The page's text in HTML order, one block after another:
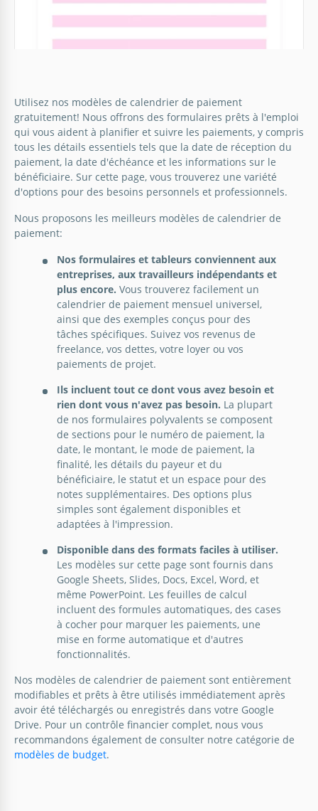
Calendrier de paiement simple
importantes ? Essayez d'organiser ce processus en
utilisant notre modèle de calendrier de paiements
simples.
Google Slides
rose
Tirez parti de l'élégance du modèle de calendrier
des paiements de dégradé rose pour apporter de
l'organisation et du raffinement à votre gestion
financière.
Utilisez nos modèles de calendrier de paiement
gratuitement! Nous offrons des formulaires prêts à l'emploi
qui vous aident à planifier et suivre les paiements, y compris
tous les détails essentiels tels que la date de réception du
paiement, la date d'échéance et les informations sur le
bénéficiaire. Sur cette page, vous trouverez une variété
d'options pour des besoins personnels et professionnels.
Nous proposons les meilleurs modèles de calendrier de
paiement:
Nos formulaires et tableurs conviennent aux
entreprises, aux travailleurs indépendants et
plus encore. Vous trouverez facilement un
calendrier de paiement mensuel universel,
ainsi que des exemples conçus pour des
tâches spécifiques. Suivez vos revenus de
freelance, vos dettes, votre loyer ou vos
paiements de projet.
Ils incluent tout ce dont vous avez besoin et
rien dont vous n'avez pas besoin. La plupart
de nos formulaires polyvalents se composent
de sections pour le numéro de paiement, la
date, le montant, le mode de paiement, la
finalité, les détails du payeur et du
bénéficiaire, le statut et un espace pour des
notes supplémentaires. Des options plus
simples sont également disponibles et
adaptées à l'impression.
Disponible dans des formats faciles à utiliser.
Les modèles sur cette page sont fournis dans
Google Sheets, Slides, Docs, Excel, Word, et
même PowerPoint. Les feuilles de calcul
incluent des formules automatiques, des cases
à cocher pour marquer les paiements, une
mise en forme automatique et d'autres
fonctionnalités.
Nos modèles de calendrier de paiement sont entièrement
modifiables et prêts à être utilisés immédiatement après
avoir été téléchargés ou enregistrés dans votre Google
Drive. Pour un contrôle financier complet, nous vous
recommandons également de consulter notre catégorie de
modèles de budget.